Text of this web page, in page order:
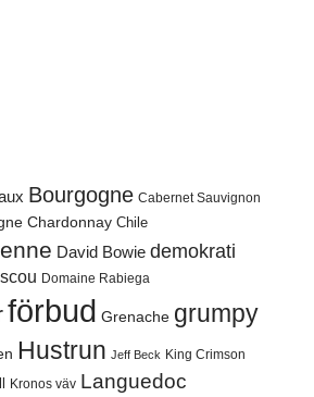
Bourgogne Cabernet Sauvignon
Chardonnay Chile
David Bowie demokrati
Domaine Rabiega
förbud Grenache grumpy
Hustrun Jeff Beck King Crimson
Kronos väv Languedoc